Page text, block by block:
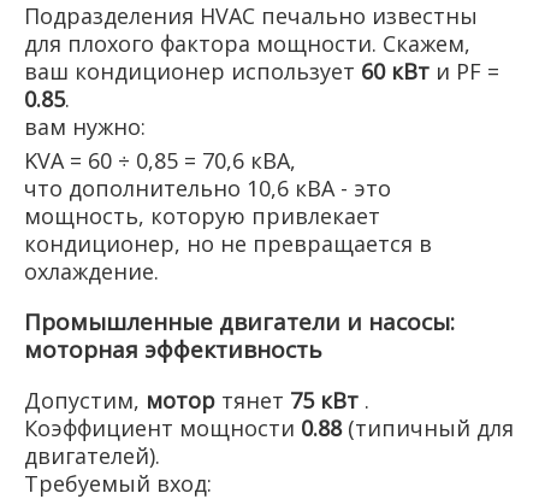
Подразделения HVAC печально известны
для плохого фактора мощности. Скажем,
ваш кондиционер использует 60 кВт и PF =
0.85.
вам нужно:
KVA = 60 ÷ 0,85 = 70,6 кВА,
что дополнительно 10,6 кВА - это
мощность, которую привлекает
кондиционер, но не превращается в
охлаждение.
Промышленные двигатели и насосы:
моторная эффективность
Допустим, мотор тянет 75 кВт .
Коэффициент мощности 0.88(типичный для
двигателей).
Требуемый вход: